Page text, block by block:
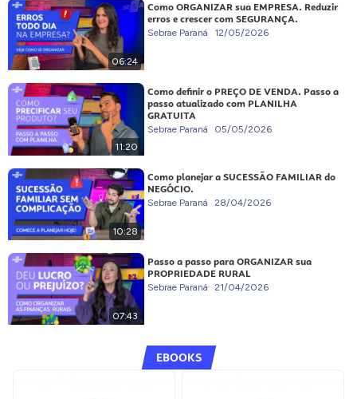
06:24
Como ORGANIZAR sua EMPRESA. Reduzir
erros e crescer com SEGURANÇA.
Sebrae Paraná 12/05/2026
11:20
Como definir o PREÇO DE VENDA. Passo a
passo atualizado com PLANILHA
GRATUITA
Sebrae Paraná 05/05/2026
10:28
Como planejar a SUCESSÃO FAMILIAR do
NEGÓCIO.
Sebrae Paraná 28/04/2026
07:43
Passo a passo para ORGANIZAR sua
PROPRIEDADE RURAL
Sebrae Paraná 21/04/2026
EBOOKS